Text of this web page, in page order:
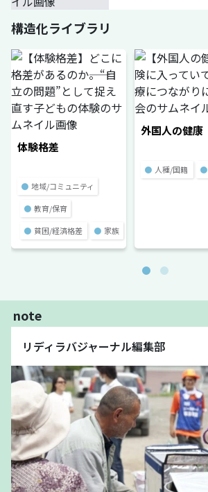
構造化ライブラリ
体験格差
● 地域/コミュニティ
● 教育/保育
● 貧困/経済格差 ● 家族
外国人の健康
● 人種/国籍 ●
note
リディラバジャーナル編集部